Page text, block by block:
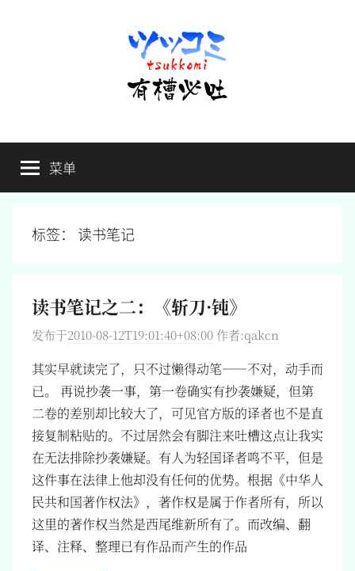
有
槽
必
槽，
毋
菜单
标签： 读书笔记
读书笔记之二：《斩刀·钝》
发布于2010-08-12T19:01:40+08:00 作者:qakcn
其实早就读完了，只不过懒得动笔——不对，动手而
已。 再说抄袭一事，第一卷确实有抄袭嫌疑，但第
二卷的差别却比较大了，可见官方版的译者也不是直
接复制粘贴的。不过居然会有脚注来吐槽这点让我实
在无法排除抄袭嫌疑。有人为轻国译者鸣不平，但是
这件事在法律上他却没有任何的优势。根据《中华人
民共和国著作权法》，著作权是属于作者所有，所以
这里的著作权当然是西尾维新所有了。而改编、翻
译、注释、整理已有作品而产生的作品